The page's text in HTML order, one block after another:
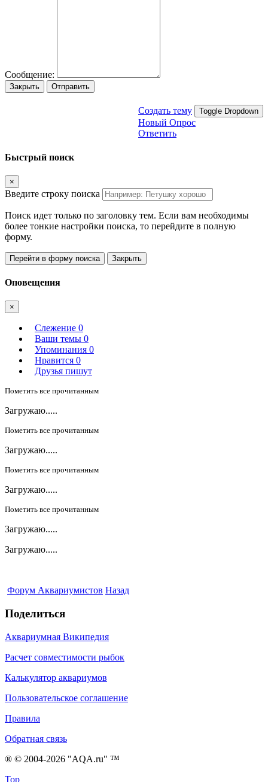
Сообщение:
Закрыть Отправить
Создать тему Toggle Dropdown
Новый Опрос
Ответить
Быстрый поиск
×
Введите строку поиска
Поиск идет только по заголовку тем. Если вам необходимы
более тонкие настройки поиска, то перейдите в полную
форму.
Перейти в форму поиска Закрыть
Оповещения
×
Слежение 0
Ваши темы 0
Упоминания 0
Нравится 0
Друзья пишут
Пометить все прочитанным
Загружаю.....
Пометить все прочитанным
Загружаю.....
Пометить все прочитанным
Загружаю.....
Пометить все прочитанным
Загружаю.....
Загружаю.....
Форум Аквариумистов Назад
Поделиться
Аквариумная Википедия
Расчет совместимости рыбок
Калькулятор аквариумов
Пользовательское соглашение
Правила
Обратная связь
® © 2004-2026 "AQA.ru" ™
Top